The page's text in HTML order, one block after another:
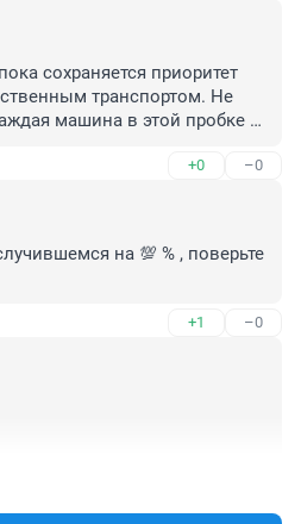
сохраняется приоритет
транспортом. Не
машина в этой пробке
+0 –0
на 💯 % , поверьте
+1 –0